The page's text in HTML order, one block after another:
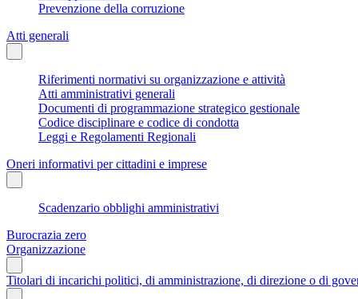
Prevenzione della corruzione
Atti generali
Riferimenti normativi su organizzazione e attività
Atti amministrativi generali
Documenti di programmazione strategico gestionale
Codice disciplinare e codice di condotta
Leggi e Regolamenti Regionali
Oneri informativi per cittadini e imprese
Scadenzario obblighi amministrativi
Burocrazia zero
Organizzazione
Titolari di incarichi politici, di amministrazione, di direzione o di